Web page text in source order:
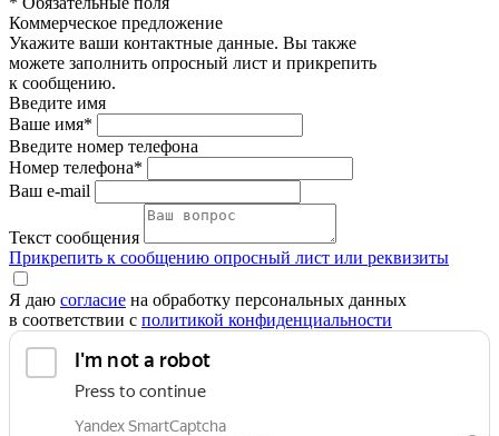
Коммерческое предложение
Укажите ваши контактные данные. Вы также
можете заполнить опросный лист и прикрепить
к сообщению.
Введите имя
Ваше имя*
Введите номер телефона
Номер телефона*
Ваш e-mail
Текст сообщения
Прикрепить к сообщению опросный лист или реквизиты
Я даю согласие на обработку персональных данных
в соответствии с политикой конфиденциальности